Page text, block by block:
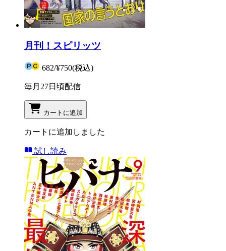
月刊！スピリッツ
682/¥750(税込)
毎月27日頃配信
カートに追加
カートに追加しました
試し読み